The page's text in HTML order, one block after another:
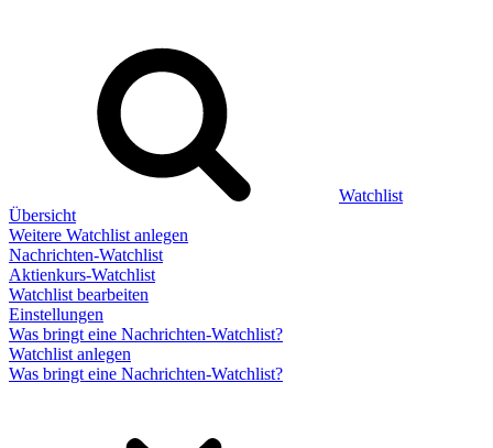
Watchlist
Übersicht
Weitere Watchlist anlegen
Nachrichten-Watchlist
Aktienkurs-Watchlist
Watchlist bearbeiten
Einstellungen
Was bringt eine Nachrichten-Watchlist?
Watchlist anlegen
Was bringt eine Nachrichten-Watchlist?